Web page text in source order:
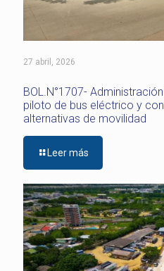
27 abril, 2026
BOL.N°1707-
piloto de bus eléctrico y
alternativas de movilidad
Leer más